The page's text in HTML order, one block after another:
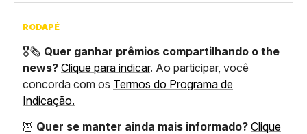
RODAPÉ
🎖️🗞️ Quer ganhar prêmios compartilhando o the
news? Clique para indicar. Ao participar, você
concorda com os Termos do Programa de
Indicação.
🦉 Quer se manter ainda mais informado? Clique